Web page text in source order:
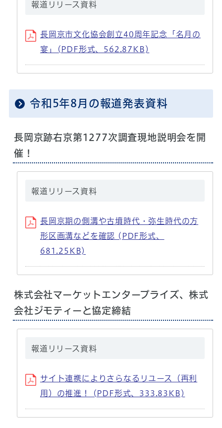
報道リリース資料
長岡京市文化協会創立40周年記念「名月の
宴」(PDF形式、562.87KB)
令和5年8月の報道発表資料
長岡京跡右京第1277次調査現地説明会を開
催！
報道リリース資料
長岡京期の側溝や古墳時代・弥生時代の方
形区画溝などを確認 (PDF形式、
681.25KB)
株式会社マーケットエンタープライズ、株式
会社ジモティーと協定締結
報道リリース資料
サイト連携によりさらなるリユース（再利
用）の推進！ (PDF形式、333.83KB)